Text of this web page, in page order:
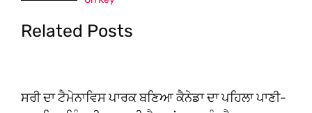
Related Posts
ਸਰੀ ਦਾ ਟੈਮੇਨਾਵਿਸ ਪਾਰਕ ਬਣਿਆ ਕੈਨੇਡਾ ਦਾ ਪਹਿਲਾ ਪਾਣੀ-